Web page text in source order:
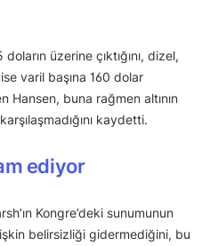
üzerine çıktığını, dizel,
varil başına 160 dolar
Hansen, buna rağmen altının
kaydetti.
ediyor
Kongre’deki sunumunun
belirsizliği gidermediğini, bu